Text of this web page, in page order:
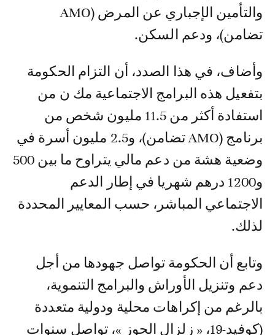
والتأمين الإجباري عن المرض (AMO
تضامن)، ودعم السكن.
وأضاف، في هذا الصدد، أن التزام الحكومة
بتفعيل هذه البرامج الاجتماعية مك ن من
استفادة أكثر من 11.5 مليون شخص من
برنامج (AMO تضامن)، و2.5 مليون أسرة في
وضعية هشة من دعم مالي يتراوح ما بين 500
و1200 درهم شهريا في إطار الدعم
الاجتماعي المباشر، حسب المعايير المحددة
لذلك.
وتابع أن الحكومة تواصل جهودها من أجل
دعم وتنزيل الأوراش والبرامج التنموية،
بالرغم من إكراهات محلية ودولية متعددة
(كوفيد-19، « زلزال الحوز »، تواصل سنوات